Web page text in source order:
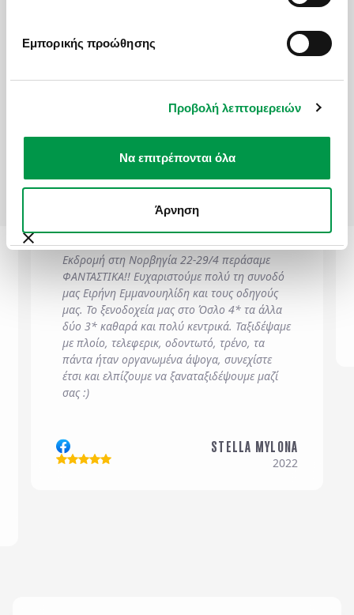
Εμπορικής προώθησης
Προβολή λεπτομερειών
Να επιτρέπονται όλα
Άρνηση
Ενδιαφέρομαι για / Interested in
Άτομα / Adults*
Παιδιά / Children*
Τηλέφωνο / Phone Number*
*
Σχόλια / Comments
ΕΙΠΑΝ ΓΙΑ ΕΜΑΣ
Εκδρομή στη Νορβηγία 22-29/4 περάσαμε
ΦΑΝΤΑΣΤΙΚΑ!! Ευχαριστούμε πολύ τη συνοδό
μας Ειρήνη Εμμανουηλίδη και τους οδηγούς
μας. Το ξενοδοχεία μας στο Όσλο 4* τα άλλα
δύο 3* καθαρά και πολύ κεντρικά. Ταξιδέψαμε
με πλοίο, τελεφερικ, οδοντωτό, τρένο, τα
πάντα ήταν οργανωμένα άψογα, συνεχίστε
έτσι και ελπίζουμε να ξαναταξιδέψουμε μαζί
σας :)
STELLA MYLONA
2022